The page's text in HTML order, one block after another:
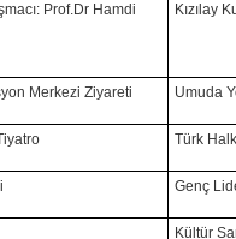
Prof.Dr Hamdi
Kızılay
Merkezi Ziyareti Umuda
Türk
Genç
Kültür